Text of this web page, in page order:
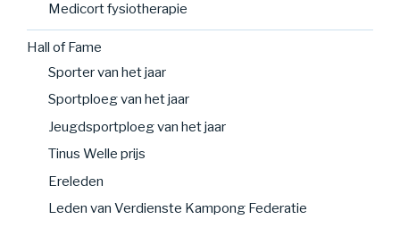
Medicort fysiotherapie
Hall of Fame
Sporter van het jaar
Sportploeg van het jaar
Jeugdsportploeg van het jaar
Tinus Welle prijs
Ereleden
Leden van Verdienste Kampong Federatie